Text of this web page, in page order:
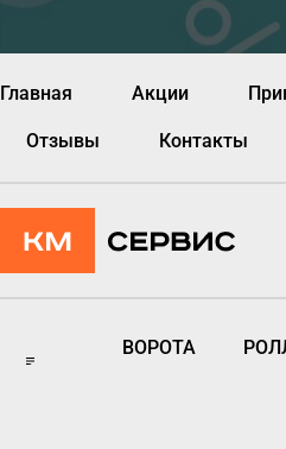
Главная Акции
Отзывы Контакты
ВОРОТА